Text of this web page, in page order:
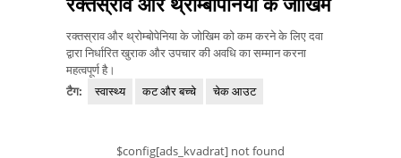
रक्तस्राव और थ्रोम्बोपेनिया के जोखिम को कम करने के लिए दवा
द्वारा निर्धारित खुराक और उपचार की अवधि का सम्मान करना
महत्वपूर्ण है।
टैग:
स्वास्थ्य कट और बच्चे चेक आउट
$config[ads_kvadrat] not found